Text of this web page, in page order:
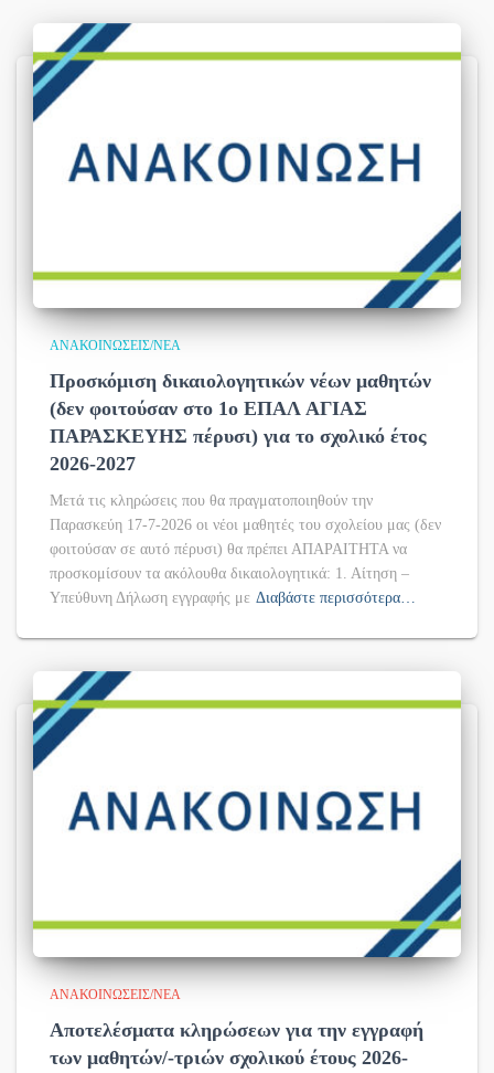
ΑΝΑΚΟΙΝΏΣΕΙΣ/ΝΈΑ
Προσκόμιση δικαιολογητικών νέων μαθητών
(δεν φοιτούσαν στο 1ο ΕΠΑΛ ΑΓΙΑΣ
ΠΑΡΑΣΚΕΥΗΣ πέρυσι) για το σχολικό έτος
2026-2027
Μετά τις κληρώσεις που θα πραγματοποιηθούν την
Παρασκεύη 17-7-2026 οι νέοι μαθητές του σχολείου μας (δεν
φοιτούσαν σε αυτό πέρυσι) θα πρέπει ΑΠΑΡΑΙΤΗΤΑ να
προσκομίσουν τα ακόλουθα δικαιολογητικά: 1. Αίτηση –
Υπεύθυνη Δήλωση εγγραφής με Διαβάστε περισσότερα…
ΑΝΑΚΟΙΝΏΣΕΙΣ/ΝΈΑ
Αποτελέσματα κληρώσεων για την εγγραφή
των μαθητών/-τριών σχολικού έτους 2026-